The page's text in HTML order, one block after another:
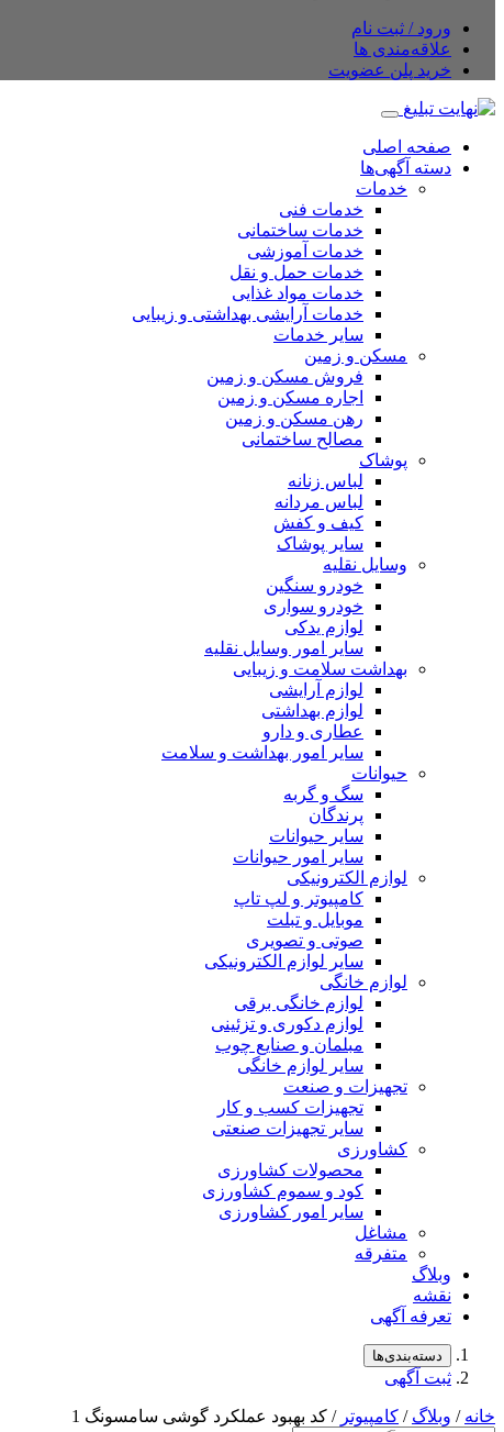
ورود / ثبت نام
علاقه‌مندی ها
خرید پلن عضویت
صفحه اصلی
دسته آگهی‌ها
خدمات
خدمات فنی
خدمات ساختمانی
خدمات آموزشی
خدمات حمل و نقل
خدمات مواد غذایی
خدمات آرایشی بهداشتی و زیبایی
سایر خدمات
مسکن و زمین
فروش مسکن و زمین
اجاره مسکن و زمین
رهن مسکن و زمین
مصالح ساختمانی
پوشاک
لباس زنانه
لباس مردانه
کیف و کفش
سایر پوشاک
وسایل نقلیه
خودرو سنگین
خودرو سواری
لوازم یدکی
سایر امور وسایل نقلیه
بهداشت سلامت و زیبایی
لوازم آرایشی
لوازم بهداشتی
عطاری و دارو
سایر امور بهداشت و سلامت
حیوانات
سگ و گربه
پرندگان
سایر حیوانات
سایر امور حیوانات
لوازم الکترونیکی
کامپیوتر و لپ تاپ
موبایل و تبلت
صوتی و تصویری
سایر لوازم الکترونیکی
لوازم خانگی
لوازم خانگی برقی
لوازم دکوری و تزئینی
مبلمان و صنایع چوب
سایر لوازم خانگی
تجهیزات و صنعت
تجهیزات کسب و کار
سایر تجهیزات صنعتی
کشاورزی
محصولات کشاورزی
کود و سموم کشاورزی
سایر امور کشاورزی
مشاغل
متفرقه
وبلاگ
نقشه
تعرفه آگهی
دسته‌بندی‌ها
ثبت آگهی
خانه / وبلاگ / کامپیوتر / کد بهبود عملکرد گوشی سامسونگ 1